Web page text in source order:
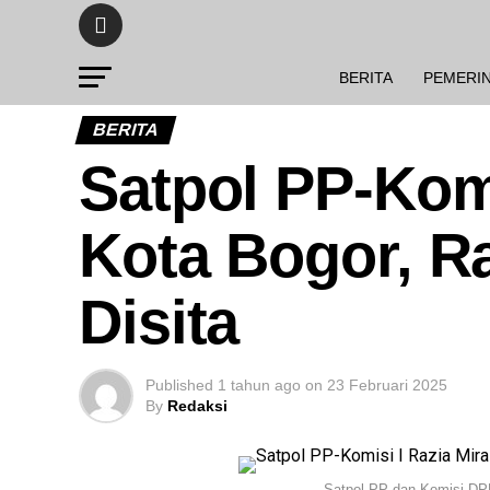
BERITA
BERITA
Satpol PP-
Kota Bogor,
Disita
Published 1 tahun ago on 23 Februari 2025
By Redaksi